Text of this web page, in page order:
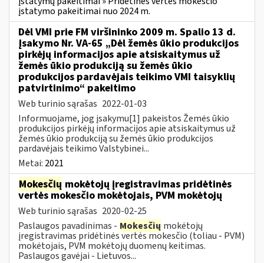
įstatymo pakeitimai nuo 2024 m.
Dėl VMI prie FM viršininko 2009 m. Spalio 13 d.
Įsakymo Nr. VA-65 „Dėl žemės ūkio produkcijos
pirkėjų informacijos apie atsiskaitymus už
žemės ūkio produkciją su žemės ūkio
produkcijos pardavėjais teikimo VMI taisyklių
patvirtinimo“ pakeitimo
Web turinio sąrašas 2022-01-03
Informuojame, jog įsakymu[1] pakeistos Žemės ūkio
produkcijos pirkėjų informacijos apie atsiskaitymus už
žemės ūkio produkciją su žemės ūkio produkcijos
pardavėjais teikimo Valstybinei...
Metai: 2021
Mokesčių mokėtojų įregistravimas pridėtinės
vertės mokesčio mokėtojais, PVM mokėtojų
Web turinio sąrašas 2020-02-25
Paslaugos pavadinimas - Mokesčių mokėtojų
įregistravimas pridėtinės vertės mokesčio (toliau - PVM)
mokėtojais, PVM mokėtojų duomenų keitimas.
Paslaugos gavėjai - Lietuvos...